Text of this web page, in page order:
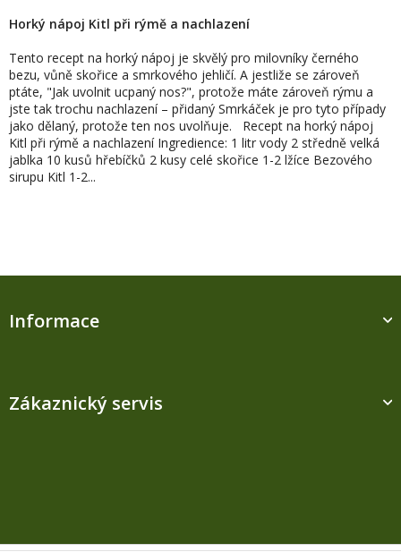
Horký nápoj Kitl při rýmě a nachlazení
Tento recept na horký nápoj je skvělý pro milovníky černého
bezu, vůně skořice a smrkového jehličí. A jestliže se zároveň
ptáte, "Jak uvolnit ucpaný nos?", protože máte zároveň rýmu a
jste tak trochu nachlazení – přidaný Smrkáček je pro tyto případy
jako dělaný, protože ten nos uvolňuje. Recept na horký nápoj
Kitl při rýmě a nachlazení Ingredience: 1 litr vody 2 středně velká
jablka 10 kusů hřebíčků 2 kusy celé skořice 1-2 lžíce Bezového
sirupu Kitl 1-2...
Informace
Zákaznický servis